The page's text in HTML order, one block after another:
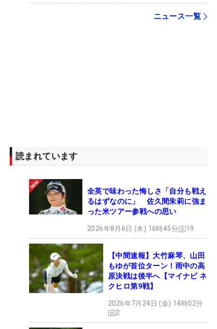
ニュース一覧
読まれています
全英で味わった悔しさ「自分も戦え
るはずなのに」 佐久間朱莉に強ま
った米ツアー参戦への思い
2026年8月6日 (木) 16時45分 19
【中間速報】大竹麻琴、山田
もゆが首位ターン！雨中の高
原決戦は後半へ【マイナビ ネ
クヒロ第9戦】
2026年7月24日 (金) 14時02分
2